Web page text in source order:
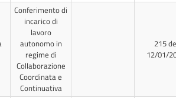
Conferimento di
incarico di
lavoro
autonomo in
regime di
Collaborazione
Coordinata e
Continuativa
215
12/01/